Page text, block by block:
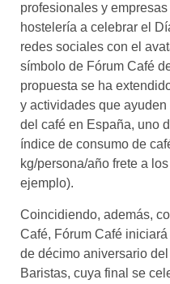
profesionales y
hostelería a celebrar el
redes sociales con el
símbolo de Fórum Café
propuesta se ha
y actividades que
del café en España, uno
índice de consumo de
kg/persona/año frete a
ejemplo).
Coincidiendo, además,
Café, Fórum Café
de décimo aniversario
Baristas, cuya final se